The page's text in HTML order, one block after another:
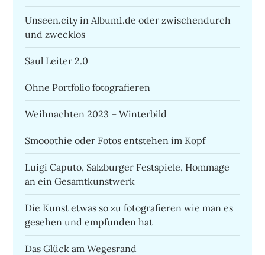
Unseen.city in Album1.de oder zwischendurch
und zwecklos
Saul Leiter 2.0
Ohne Portfolio fotografieren
Weihnachten 2023 – Winterbild
Smooothie oder Fotos entstehen im Kopf
Luigi Caputo, Salzburger Festspiele, Hommage
an ein Gesamtkunstwerk
Die Kunst etwas so zu fotografieren wie man es
gesehen und empfunden hat
Das Glück am Wegesrand